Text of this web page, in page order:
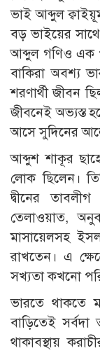
ভাই আব্দুল
বড় ভাইয়ের
আব্দুল গণিও এক
বাকিরা অবশ্য
শরণার্থী জীবন
জীবনেই অভ্যস্ত
আসে সুদিনের
আব্দুশ শাকূর
লোক ছিলেন।
দ্বীনের
তেলাওয়াত,
মাসায়েলসহ
রাখতেন। এ
সখ্যতা কখনো
ভারতে থাকতে
বাড়িতেই সর্বদা
থাকাবস্থায়